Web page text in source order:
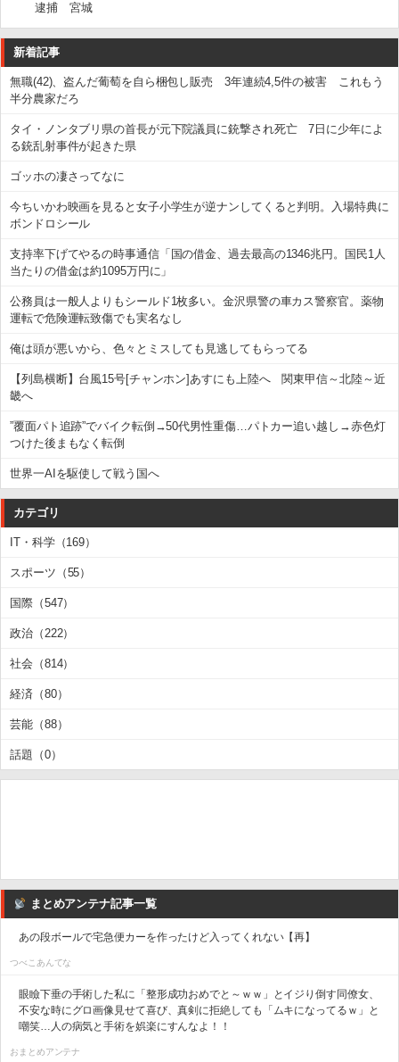
逮捕 宮城
新着記事
無職(42)、盗んだ葡萄を自ら梱包し販売 3年連続4,5件の被害 これもう
半分農家だろ
タイ・ノンタブリ県の首長が元下院議員に銃撃され死亡 7日に少年によ
る銃乱射事件が起きた県
ゴッホの凄さってなに
今ちいかわ映画を見ると女子小学生が逆ナンしてくると判明。入場特典に
ボンドロシール
支持率下げてやるの時事通信「国の借金、過去最高の1346兆円。国民1人
当たりの借金は約1095万円に」
公務員は一般人よりもシールド1枚多い。金沢県警の車カス警察官。薬物
運転で危険運転致傷でも実名なし
俺は頭が悪いから、色々とミスしても見逃してもらってる
【列島横断】台風15号[チャンホン]あすにも上陸へ 関東甲信～北陸～近
畿へ
”覆面パト追跡”でバイク転倒→50代男性重傷…パトカー追い越し→赤色灯
つけた後まもなく転倒
世界一AIを駆使して戦う国へ
カテゴリ
IT・科学（169）
スポーツ（55）
国際（547）
政治（222）
社会（814）
経済（80）
芸能（88）
話題（0）
まとめアンテナ記事一覧
あの段ボールで宅急便カーを作ったけど入ってくれない【再】
つべこあんてな
眼瞼下垂の手術した私に「整形成功おめでと～ｗｗ」とイジり倒す同僚女、
不安な時にグロ画像見せて喜び、真剣に拒絶しても「ムキになってるｗ」と
嘲笑…人の病気と手術を娯楽にすんなよ！！
おまとめアンテナ